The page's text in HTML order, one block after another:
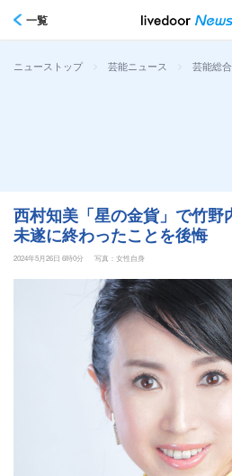
一覧
ニューストップ > 芸能ニュース > 芸能総
西村知美「星の金貨」で竹野
未遂に終わったことを後悔
2024年5月26日 6時0分
写真：女性自身